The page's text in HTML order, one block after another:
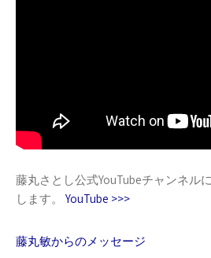
藤丸さとし公式YouTubeチャンネル
します。 YouTube >>>
藤丸敏からのメッセージ